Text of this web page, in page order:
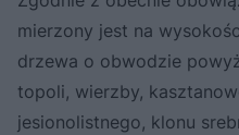
mierzony jest na
drzewa o obwodzie
topoli, wierzby,
jesionolistnego, klonu